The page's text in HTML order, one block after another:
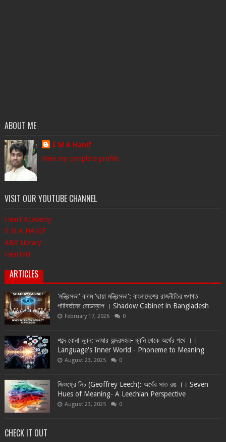
ABOUT ME
S M A Hanif
View my complete profile
VISIT OUR YOUTUBE CHANNEL
Heart Academy
S M A HANIF
A&V Library
Heart4U
ARTICLES
'মন্ত্রিসভা' বনাম 'ছায়া মন্ত্রিসভা': বাংলাদেশের রাজনীতির গুণগত
পরিবর্তনের রোডম্যাপ । Shadow Cabinet in Bangladesh
February 17, 2026 0
শব্দে বোনা ভুবন: ভাষার অন্দরমহল- ধ্বনি থেকে অর্থের পথে ।।
Language's Inner World - Phoneme to Meaning
August 23, 2025 0
জিওফ্রে লিচ (Geoffrey Leech): অর্থের সাত রঙ ।। Seven
Hues of Meaning- A Leechian Perspective
August 23, 2025 0
CHECK IT OUT